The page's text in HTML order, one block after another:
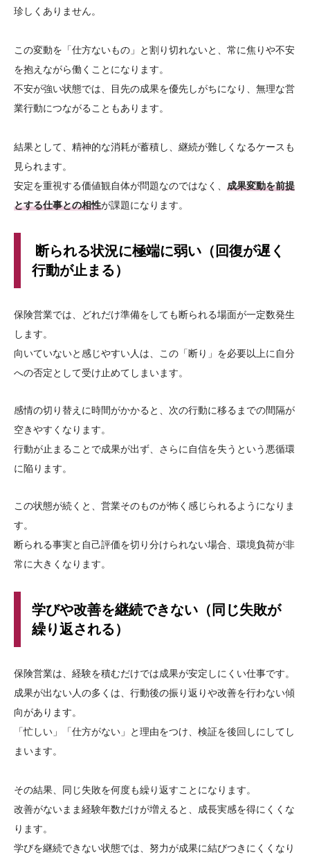
珍しくありません。
この変動を「仕方ないもの」と割り切れないと、常に焦りや不安
を抱えながら働くことになります。
不安が強い状態では、目先の成果を優先しがちになり、無理な営
業行動につながることもあります。
結果として、精神的な消耗が蓄積し、継続が難しくなるケースも
見られます。
安定を重視する価値観自体が問題なのではなく、 成果変動を前提
とする仕事との相性が課題になります。
断られる状況に極端に弱い（回復が遅く
行動が止まる）
保険営業では、どれだけ準備をしても断られる場面が一定数発生
します。
向いていないと感じやすい人は、この「断り」を必要以上に自分
への否定として受け止めてしまいます。
感情の切り替えに時間がかかると、次の行動に移るまでの間隔が
空きやすくなります。
行動が止まることで成果が出ず、さらに自信を失うという悪循環
に陥ります。
この状態が続くと、営業そのものが怖く感じられるようになりま
す。
断られる事実と自己評価を切り分けられない場合、環境負荷が非
常に大きくなります。
学びや改善を継続できない（同じ失敗が
繰り返される）
保険営業は、経験を積むだけでは成果が安定しにくい仕事です。
成果が出ない人の多くは、行動後の振り返りや改善を行わない傾
向があります。
「忙しい」「仕方がない」と理由をつけ、検証を後回しにしてし
まいます。
その結果、同じ失敗を何度も繰り返すことになります。
改善がないまま経験年数だけが増えると、成長実感を得にくくな
ります。
学びを継続できない状態では、努力が成果に結びつきにくくなり